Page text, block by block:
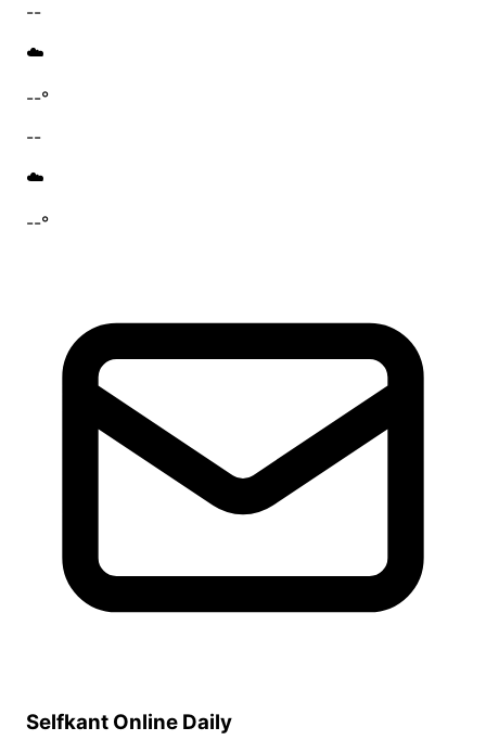
--
☁️
--°
--
☁️
--°
Selfkant Online Daily